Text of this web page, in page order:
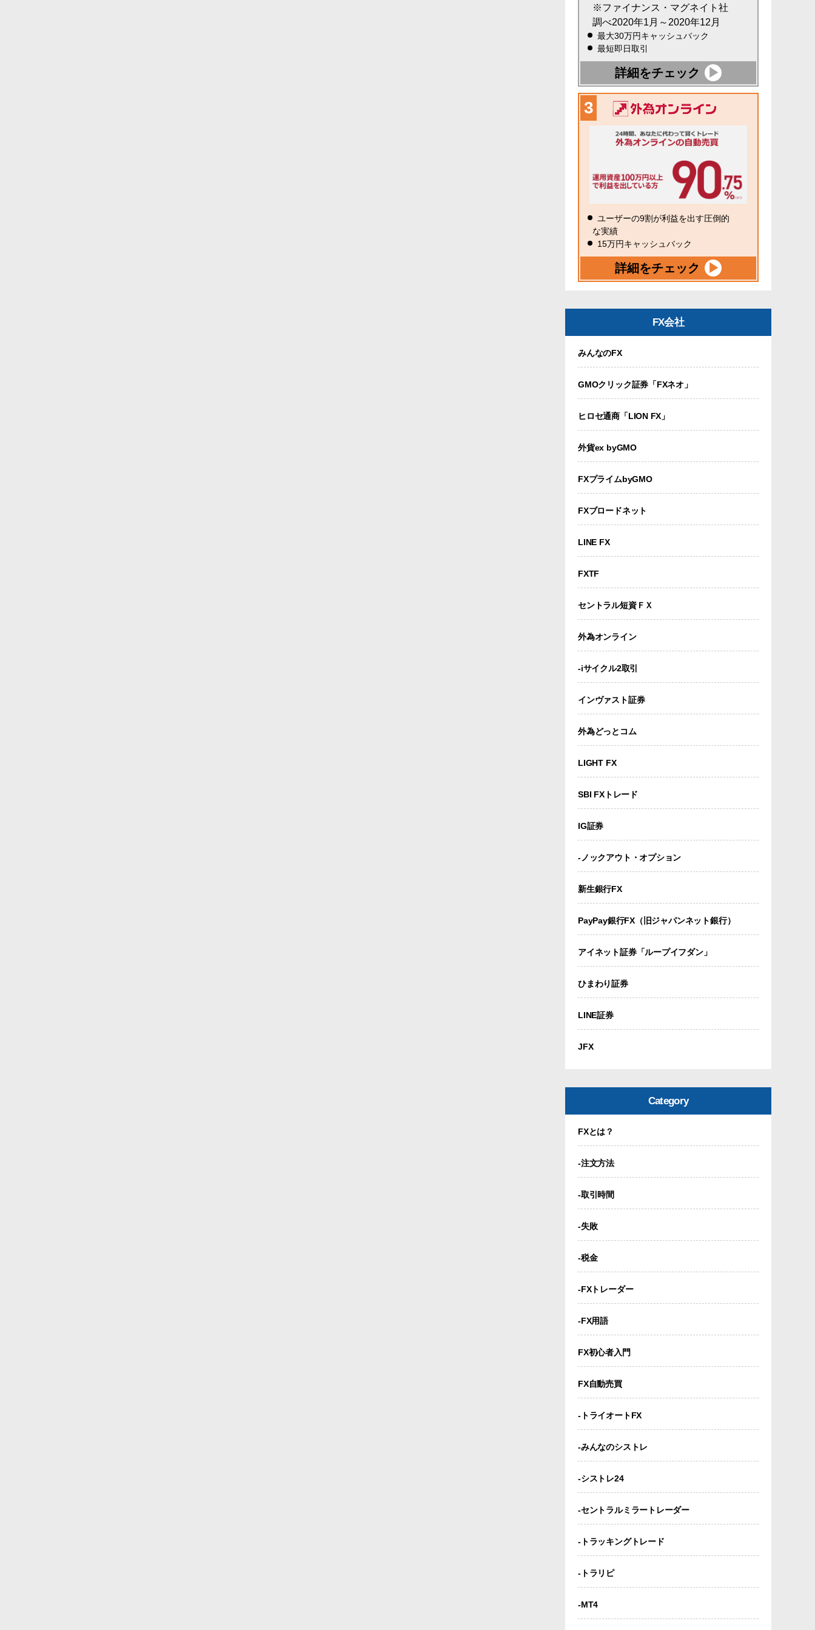
※ファイナンス・マグネイト社
調べ2020年1月～2020年12月
最大30万円キャッシュバック
最短即日取引
詳細をチェック
ユーザーの9割が利益を出す圧倒的
な実績
15万円キャッシュバック
詳細をチェック
FX会社
みんなのFX
GMOクリック証券「FXネオ」
ヒロセ通商「LION FX」
外貨ex byGMO
FXプライムbyGMO
FXブロードネット
LINE FX
FXTF
セントラル短資ＦＸ
外為オンライン
-iサイクル2取引
インヴァスト証券
外為どっとコム
LIGHT FX
SBI FXトレード
IG証券
-ノックアウト・オプション
新生銀行FX
PayPay銀行FX（旧ジャパンネット銀行）
アイネット証券「ループイフダン」
ひまわり証券
LINE証券
JFX
Category
FXとは？
-注文方法
-取引時間
-失敗
-税金
-FXトレーダー
-FX用語
FX初心者入門
FX自動売買
-トライオートFX
-みんなのシストレ
-シストレ24
-セントラルミラートレーダー
-トラッキングトレード
-トラリピ
-MT4